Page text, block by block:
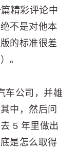
精彩评论中
不是对他本
的标准很差
。
车公司，并雄
中，然后问
5 年里做出
是怎么取得